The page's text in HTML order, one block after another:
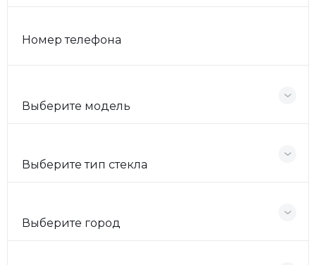
Номер телефона
Выберите модель
Выберите тип стекла
Выберите город